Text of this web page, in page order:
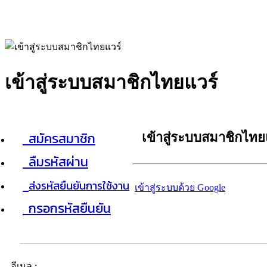
เข้าสู่ระบบสมาชิกไทยแวร์
สมัครสมาชิก
ลืมรหัสผ่าน
ส่งรหัสยืนยันการใช้งาน
กรอกรหัสยืนยัน
เข้าสู่ระบบสมาชิกไท
เข้าสู่ระบบด้วย Google